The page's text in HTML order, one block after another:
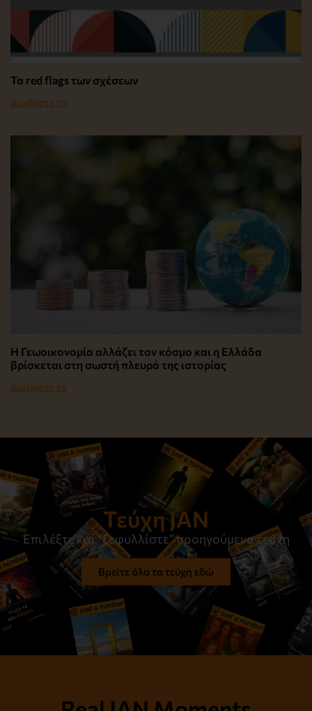
Τα red flags των σχέσεων
Διαβάστε το
Η Γεωοικονομία αλλάζει τον κόσμο και η Ελλάδα
βρίσκεται στη σωστή πλευρά της ιστορίας
Διαβάστε το
Τεύχη JAN
Επιλέξτε και “ξεφυλλίστε” προηγούμενα τεύχη
Βρείτε όλα τα τεύχη εδώ